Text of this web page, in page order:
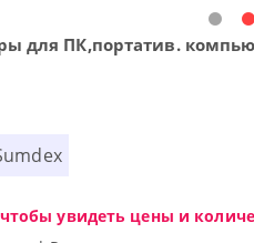
для ПК,портатив.
увидеть цены и